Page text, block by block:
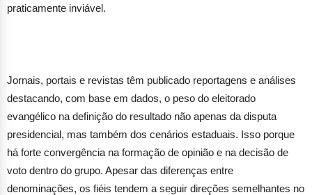
praticamente inviável.
Jornais, portais e revistas têm publicado reportagens e análises
destacando, com base em dados, o peso do eleitorado
evangélico na definição do resultado não apenas da disputa
presidencial, mas também dos cenários estaduais. Isso porque
há forte convergência na formação de opinião e na decisão de
voto dentro do grupo. Apesar das diferenças entre
denominações, os fiéis tendem a seguir direções semelhantes no